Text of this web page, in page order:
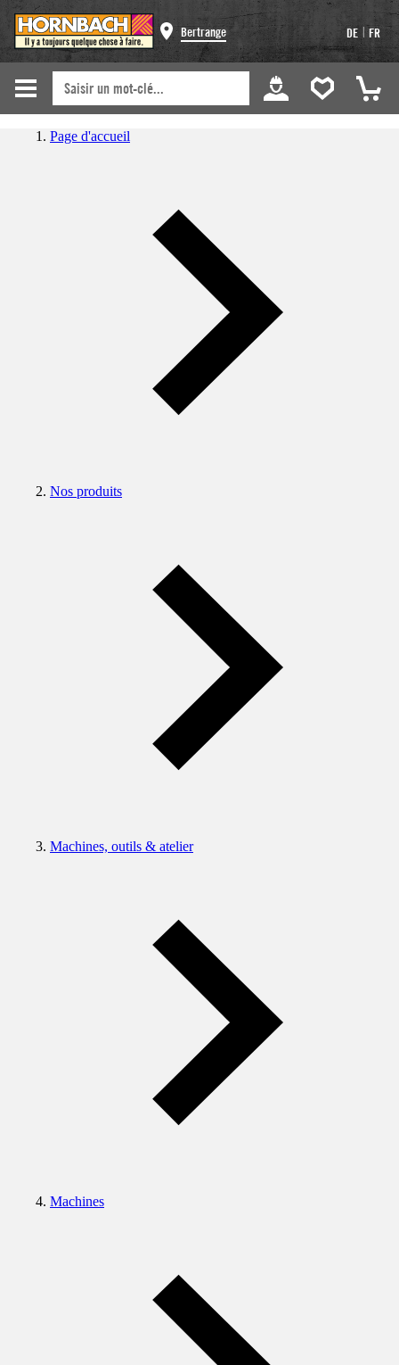
Bertrange DE | FR
Page d'accueil
Nos produits
Machines, outils & atelier
Machines